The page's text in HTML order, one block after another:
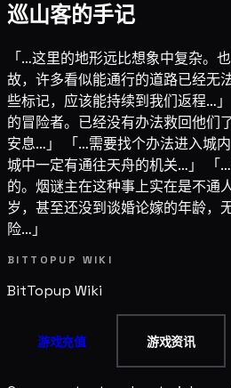
巡山客的手记
「…这里的地形远比想象中复杂。
故，许多看似能通行的道路已经无
些标记，应该能持续到我们返程…
的冒险者。已经没有办法救回他们
安息…」 「…需要找个办法进入城内
城中一定有通往天舟的机关…」 「
的。烟谜主在这种事上实在是不通
岁，甚至还没到谈婚论嫁的年龄，
险…」
BITTOPUP WIKI
BitTopup Wiki
游戏充值 游戏资讯